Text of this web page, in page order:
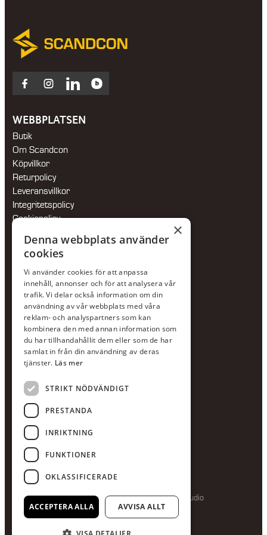
Facebook
Instagram
LinkedInBlocket
WEBBPLATSEN
Butik
Om Scandcon
Köpvillkor
Returpolicy
Leveransvillkor
Integritetspolicy
Cookiepolicy
Jour:073-36 88 87 0
Växel:020-120 29 00
E-post:info@scandcon.se
BESÖKSADRESS
Backagårdsgatan 9
511 57 Kinna
UPPGIFTER
Orgnummer
559375-8161
Swishnummer
123-615 05 28
Producerad av Gota Media Brand Studio
×
Denna webbplats använder
cookies
Vi använder cookies för att anpassa
innehåll, annonser och för att analysera vår
trafik. Vi delar också information om din
användning av vår webbplats med våra
reklam- och analyspartners som kan
kombinera den med annan information som
du har tillhandahållit dem eller som de har
samlat in från din användning av deras
tjänster. Läs mer
STRIKT NÖDVÄNDIGT
PRESTANDA
INRIKTNING
FUNKTIONER
OKLASSIFICERADE
ACCEPTERA ALLA AVVISA ALLT